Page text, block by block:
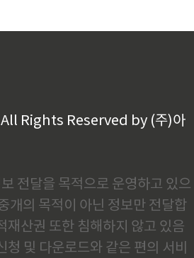
Rights Reserved by (주)아
전달을 목적으로 운영하고 있으
개의 목적이 아닌 정보만 전달합
재산권 또한 침해하지 않고 있음
및 다운로드와 같은 편의 서비